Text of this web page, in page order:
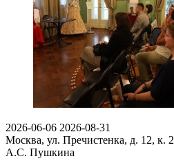
2026-06-06 2026-08-31
Москва, ул. Пречистенка, д. 12, к. 2
А.С. Пушкина